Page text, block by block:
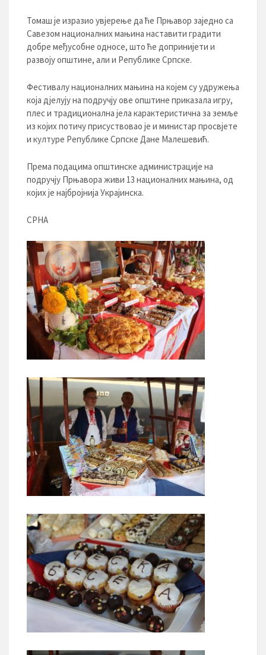
Томаш је изразио увјерење да ће Прњавор заједно са
Савезом националних мањина наставити градити
добре међусобне односе, што ће допринијети и
развоју општине, али и Републике Српске.
Фестивалу националних мањина на којем су удружења
која дјелују на подручју ове општине приказала игру,
плес и традиционална јела карактеристична за земље
из којих потичу присуствовао је и министар просвјете
и културе Републике Српске Дане Малешевић.
Према подацима општинске администрације на
подручју Прњавора живи 13 националних мањина, од
којих је најбројнија Украјинска.
СРНА